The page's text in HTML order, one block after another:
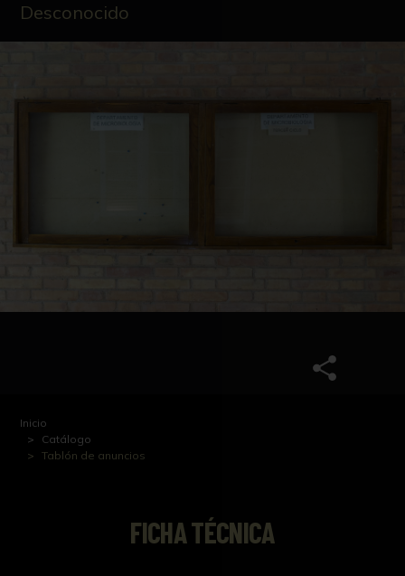
Desconocido
Inicio
Catálogo
Tablón de anuncios
FICHA TÉCNICA